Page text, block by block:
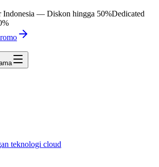
Indonesia — Diskon hingga 50%Dedicated
teknologi cloud